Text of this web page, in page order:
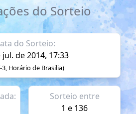
do Sorteio
do Sorteio:
jul. de 2014, 17:33
3, Horário de Brasilia)
Sorteio entre
1 e 136